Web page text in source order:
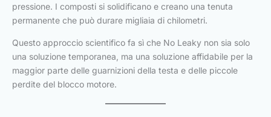
pressione. I composti si solidificano e creano una tenuta
permanente che può durare migliaia di chilometri.
Questo approccio scientifico fa sì che No Leaky non sia solo
una soluzione temporanea, ma una soluzione affidabile per la
maggior parte delle guarnizioni della testa e delle piccole
perdite del blocco motore.